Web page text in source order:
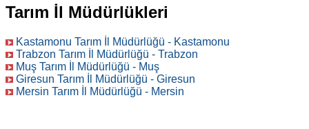
Tarım İl Müdürlükleri
Kastamonu Tarım İl Müdürlüğü - Kastamonu
Trabzon Tarım İl Müdürlüğü - Trabzon
Muş Tarım İl Müdürlüğü - Muş
Giresun Tarım İl Müdürlüğü - Giresun
Mersin Tarım İl Müdürlüğü - Mersin